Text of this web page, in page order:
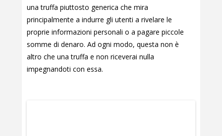
una truffa piuttosto generica che mira
principalmente a indurre gli utenti a rivelare le
proprie informazioni personali o a pagare piccole
somme di denaro. Ad ogni modo, questa non è
altro che una truffa e non riceverai nulla
impegnandoti con essa.